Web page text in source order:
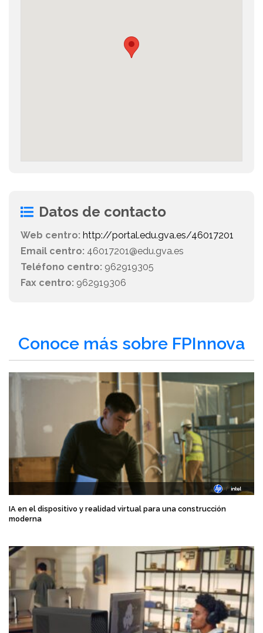
Datos de contacto
Web centro: http://portal.edu.gva.es/46017201
Email centro: 46017201@edu.gva.es
Teléfono centro: 962919305
Fax centro: 962919306
Conoce más sobre FPInnova
IA en el dispositivo y realidad virtual para una construcción
moderna